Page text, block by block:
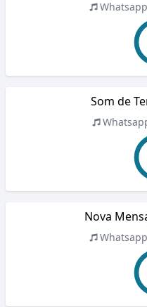
Whatsapp
Som de
Nova
Whatsapp